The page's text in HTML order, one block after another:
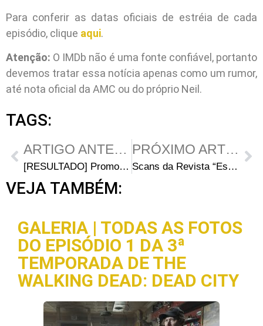
Para conferir as datas oficiais de estréia de cada
episódio, clique aqui.
Atenção: O IMDb não é uma fonte confiável, portanto
devemos tratar essa notícia apenas como um rumor,
até nota oficial da AMC ou do próprio Neil.
TAGS:
ARTIGO ANTERIOR
[RESULTADO] Promoção “Loucos por Séries”
PRÓXIMO ARTIGO
Scans da Revista “Esquire” com Norman Reedus
VEJA TAMBÉM:
GALERIA | TODAS AS FOTOS
DO EPISÓDIO 1 DA 3ª
TEMPORADA DE THE
WALKING DEAD: DEAD CITY